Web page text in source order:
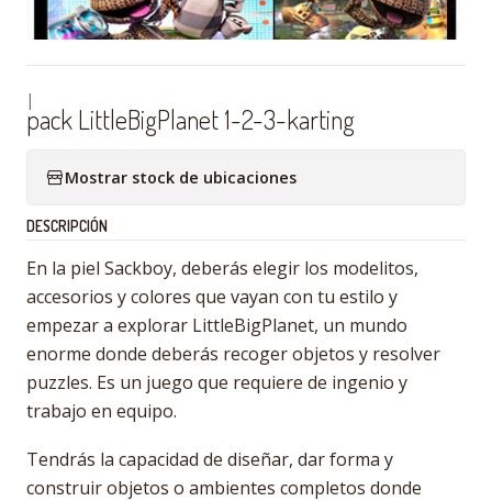
|
pack LittleBigPlanet 1-2-3-karting
Mostrar stock de ubicaciones
DESCRIPCIÓN
En la piel Sackboy, deberás elegir los modelitos,
accesorios y colores que vayan con tu estilo y
empezar a explorar LittleBigPlanet, un mundo
enorme donde deberás recoger objetos y resolver
puzzles. Es un juego que requiere de ingenio y
trabajo en equipo.
Tendrás la capacidad de diseñar, dar forma y
construir objetos o ambientes completos donde